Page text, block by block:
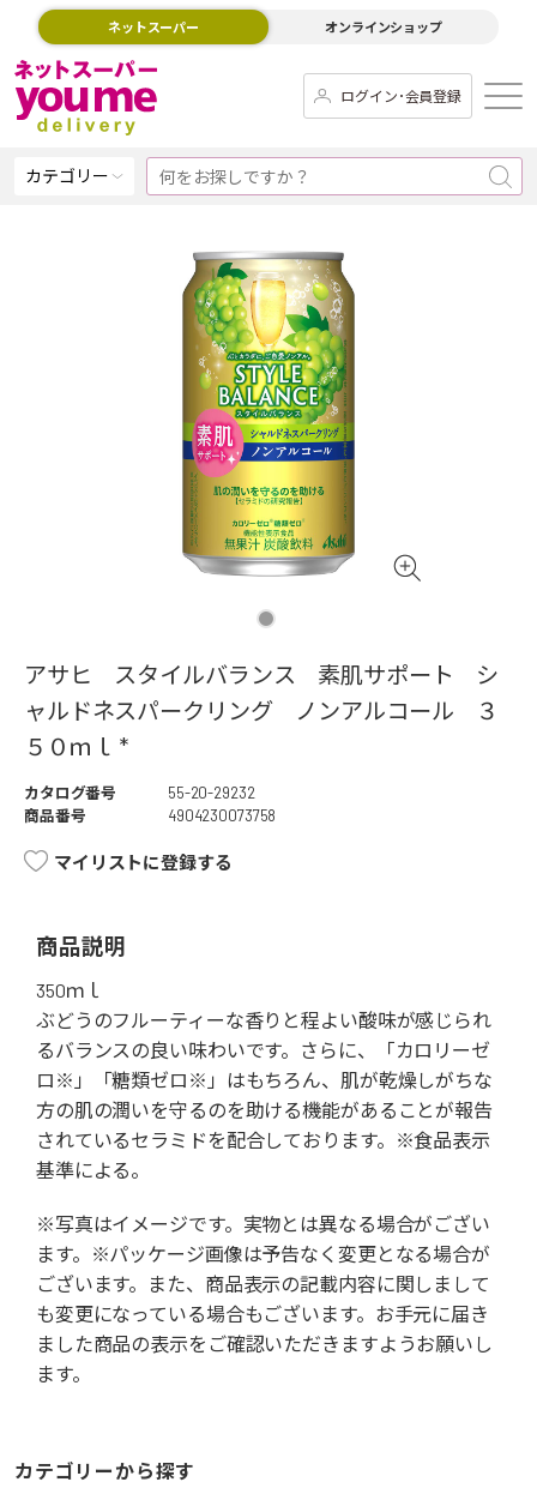
ネットスーパー オンラインショップ
ログイン･会員登録
カテゴリー
アサヒ スタイルバランス 素肌サポート シ
ャルドネスパークリング ノンアルコール ３
５０ｍｌ *
カタログ番号
55-20-29232
商品番号
4904230073758
マイリストに登録する
商品説明
350ｍｌ
ぶどうのフルーティーな香りと程よい酸味が感じられ
るバランスの良い味わいです。さらに、「カロリーゼ
ロ※」「糖類ゼロ※」はもちろん、肌が乾燥しがちな
方の肌の潤いを守るのを助ける機能があることが報告
されているセラミドを配合しております。※食品表示
基準による。
※写真はイメージです。実物とは異なる場合がござい
ます。※パッケージ画像は予告なく変更となる場合が
ございます。また、商品表示の記載内容に関しまして
も変更になっている場合もございます。お手元に届き
ました商品の表示をご確認いただきますようお願いし
ます。
カテゴリーから探す